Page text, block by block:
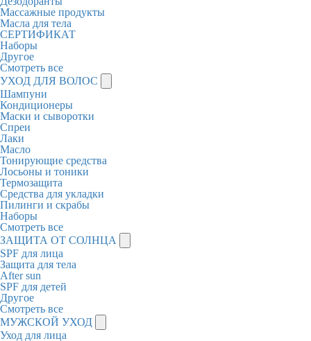
Массажные продукты
Масла для тела
СЕРТИФИКАТ
Наборы
Другое
Смотреть все
УХОД ДЛЯ ВОЛОС
Шампуни
Кондиционеры
Маски и сыворотки
Спреи
Лаки
Масло
Тонирующие средства
Лосьоны и тоники
Термозащита
Средства для укладки
Пилинги и скрабы
Наборы
Смотреть все
ЗАЩИТА ОТ СОЛНЦА
SPF для лица
Защита для тела
After sun
SPF для детей
Другое
Смотреть все
МУЖСКОЙ УХОД
Уход для лица